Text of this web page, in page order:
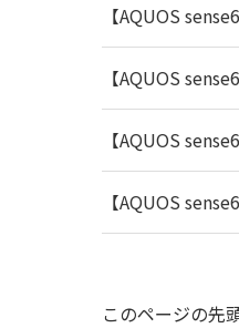
【AQUOS
【AQUOS
【AQUOS
【AQUOS
このページの先